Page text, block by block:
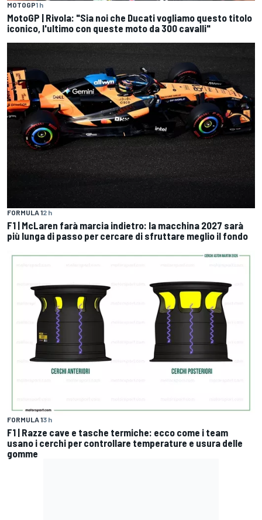
MOTOGP1 h
MotoGP | Rivola: "Sia noi che Ducati vogliamo questo titolo
iconico, l'ultimo con queste moto da 300 cavalli"
FORMULA 12 h
F1 | McLaren farà marcia indietro: la macchina 2027 sarà
più lunga di passo per cercare di sfruttare meglio il fondo
FORMULA 13 h
F1 | Razze cave e tasche termiche: ecco come i team
usano i cerchi per controllare temperature e usura delle
gomme